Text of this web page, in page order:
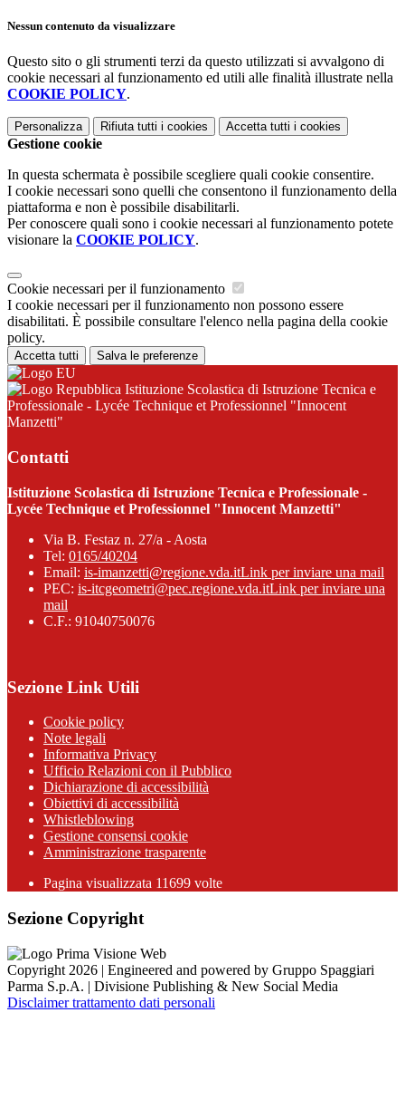
Nessun contenuto da visualizzare
Questo sito o gli strumenti terzi da questo utilizzati si avvalgono di
cookie necessari al funzionamento ed utili alle finalità illustrate nella
COOKIE POLICY.
Personalizza Rifiuta tutti i cookies Accetta tutti i cookies
Gestione cookie
In questa schermata è possibile scegliere quali cookie consentire.
I cookie necessari sono quelli che consentono il funzionamento della
piattaforma e non è possibile disabilitarli.
Per conoscere quali sono i cookie necessari al funzionamento potete
visionare la COOKIE POLICY.
Cookie necessari per il funzionamento
I cookie necessari per il funzionamento non possono essere
disabilitati. È possibile consultare l'elenco nella pagina della cookie
policy.
Accetta tutti Salva le preferenze
Istituzione Scolastica di Istruzione Tecnica e
Professionale - Lycée Technique et Professionnel "Innocent
Manzetti"
Contatti
Istituzione Scolastica di Istruzione Tecnica e Professionale -
Lycée Technique et Professionnel "Innocent Manzetti"
Via B. Festaz n. 27/a - Aosta
Tel: 0165/40204
Email: is-imanzetti@regione.vda.itLink per inviare una mail
PEC: is-itcgeometri@pec.regione.vda.itLink per inviare una
mail
C.F.: 91040750076
Sezione Link Utili
Cookie policy
Note legali
Informativa Privacy
Ufficio Relazioni con il Pubblico
Dichiarazione di accessibilità
Obiettivi di accessibilità
Whistleblowing
Gestione consensi cookie
Amministrazione trasparente
Pagina visualizzata 11699 volte
Sezione Copyright
Copyright 2026 | Engineered and powered by Gruppo Spaggiari
Parma S.p.A. | Divisione Publishing & New Social Media
Disclaimer trattamento dati personali